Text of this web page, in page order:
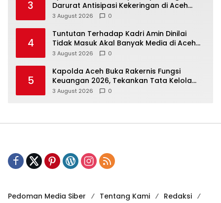
3
Darurat Antisipasi Kekeringan di Aceh
Besar
3 August 2026 0
4
Tuntutan Terhadap Kadri Amin Dinilai
Tidak Masuk Akal Banyak Media di Aceh
Berpotensi Jadi Korban Selanjutnya
3 August 2026 0
5
Kapolda Aceh Buka Rakernis Fungsi
Keuangan 2026, Tekankan Tata Kelola
Anggaran yang Profesional dan
3 August 2026 0
Pedoman Media Siber Tentang Kami Redaksi